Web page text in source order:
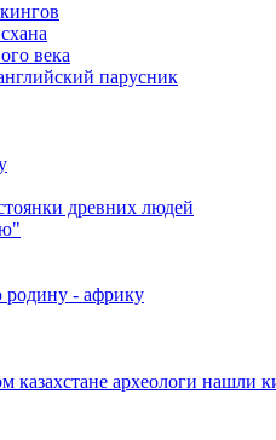
века
парусник
древних людей
родину - африку
археологи нашли